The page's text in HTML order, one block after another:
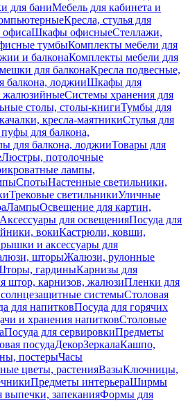
для баниМебель для кабинета и
Кресла, стулья для
офисаШкафы офисныеСтеллажи,
тумбыКомплекты мебели для
и балконаКомплекты мебели для
для балконаКресла подвесные,
балкона, лоджииШкафы для
жалюзийныеСистемы хранения для
столы, столы-книгиТумбы для
кресла-маятникиСтулья для
для балкона,
для балкона, лоджииТовары для
Люстры, потолочные
лампы,
СпотыНастенные светильники,
Трековые светильникиУличные
ЛампыОсвещение для картин,
Аксессуары для освещенияПосуда для
вокиКастрюли, ковши,
и аксессуары для
шторыЖалюзи, рулонные
гардиныКарнизы для
штор, карнизов, жалюзиПленки для
системыСтоловая
для напитковПосуда для горячих
и хранения напитковСтоловые
Посуда для сервировкиПредметы
посудаДекорЗеркалаКашпо,
постерыЧасы
цветы, растенияВазыКлючницы,
Предметы интерьераШирмы
выпечки, запеканияФормы для